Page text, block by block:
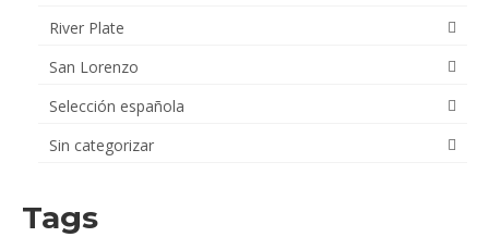
River Plate
San Lorenzo
Selección española
Sin categorizar
Tags